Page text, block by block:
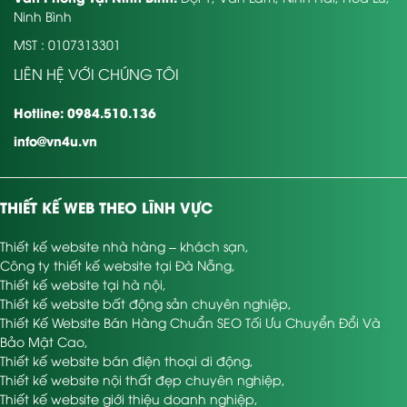
module cơ bản như sau:
Giới thiệu
nghiệp nội thất.
Sản phẩm/ dịch vụ
nội thất.
Hiển thị video
: Cho phép tải tất cả video giới thiệu về
sản phẩm và dịch vụ nội thất
Tư vấn – Hỏi đáp: Cho phép trò chuyện trực tuyến hoặc
gửi thắc mắc đến quản trị viên.
thông tin – Sự kiện
mà bạn muốn chia sẻ.
Liên hệ
: cung cấp tất cả thông tin về đơn vị bán nội thất
Ninh Bình
MST : 0107313301
LIÊN HỆ VỚI CHÚNG TÔI
Hotline: 0984.510.136
info@vn4u.vn
THIẾT KẾ WEB THEO LĨNH VỰC
Thiết kế website nhà hàng – khách sạn,
Công ty thiết kế website tại Đà Nẵng,
Thiết kế website tại hà nội,
Thiết kế website bất động sản chuyên nghiệp,
Thiết Kế Website Bán Hàng Chuẩn SEO Tối Ưu Chuyển Đổi Và
Bảo Mật Cao,
Thiết kế website bán điện thoại di động,
Thiết kế website nội thất đẹp chuyên nghiệp,
Thiết kế website giới thiệu doanh nghiệp,